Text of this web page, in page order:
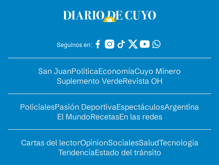
Seguinos en:
San JuanPolíticaEconomíaCuyo Minero
Suplemento VerdeRevista OH
PolicialesPasión DeportivaEspectáculosArgentina
El MundoRecetasEn las redes
Cartas del lectorOpinionSocialesSaludTecnología
TendenciaEstado del tránsito